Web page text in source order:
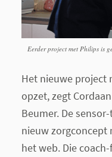
Eerder project met Philips is
Het nieuwe project
opzet, zegt
Beumer. De
nieuw zorgconcept
het web. Die